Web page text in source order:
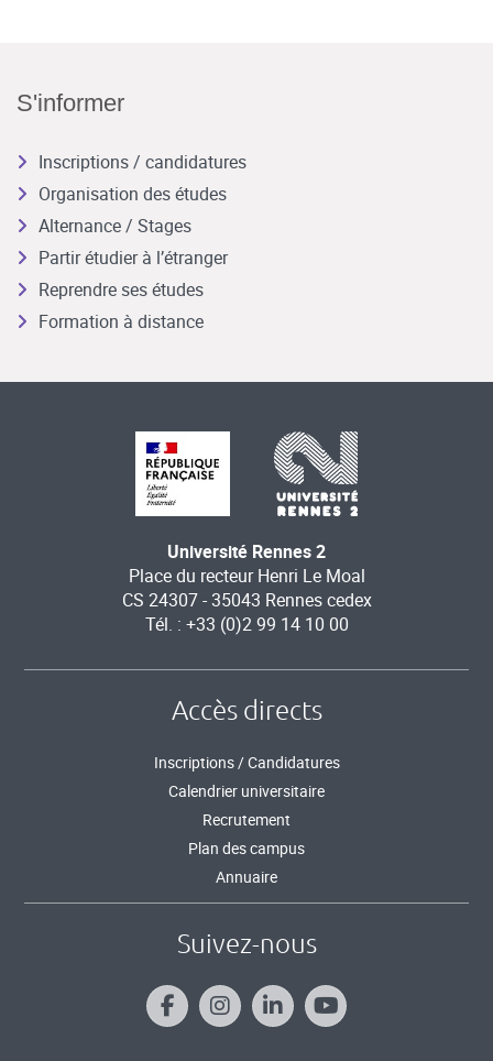
S'informer
Inscriptions / candidatures
Organisation des études
Alternance / Stages
Partir étudier à l’étranger
Reprendre ses études
Formation à distance
Université Rennes 2
Place du recteur Henri Le Moal
CS 24307 - 35043 Rennes cedex
Tél. : +33 (0)2 99 14 10 00
Accès directs
Inscriptions / Candidatures
Calendrier universitaire
Recrutement
Plan des campus
Annuaire
Suivez-nous